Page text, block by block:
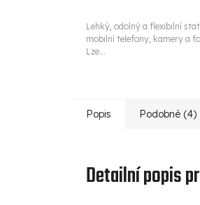
Lehký, odolný a flexibilní
mobilní telefony, kamery a
Lze...
Popis Podobné (4)
Detailní popis